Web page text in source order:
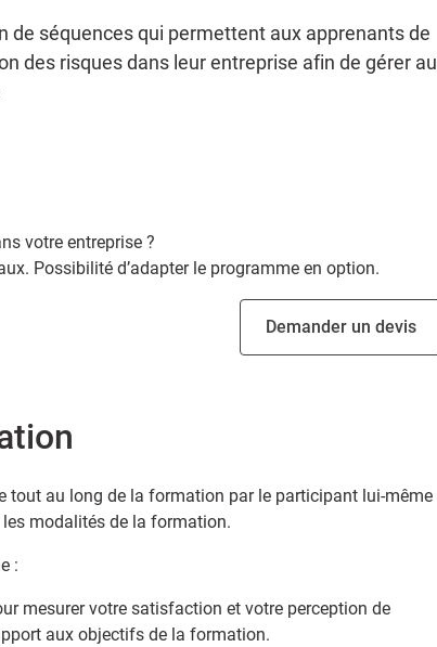
de séquences qui permettent aux apprenants de
des risques dans leur entreprise afin de gérer au
votre entreprise ?
Possibilité d’adapter le programme en option.
Demander un devis
tout au long de la formation par le participant lui-même
modalités de la formation.
:
mesurer votre satisfaction et votre perception de
aux objectifs de la formation.